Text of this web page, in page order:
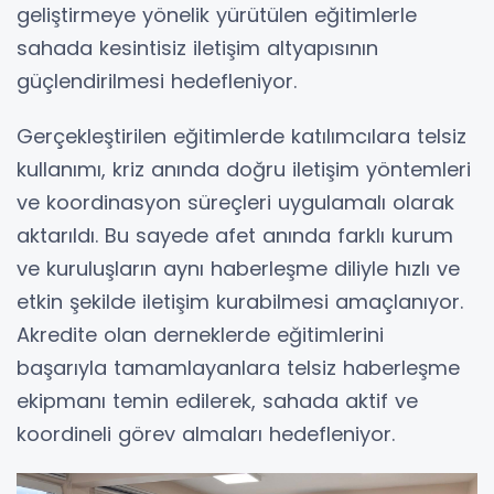
geliştirmeye yönelik yürütülen eğitimlerle
sahada kesintisiz iletişim altyapısının
güçlendirilmesi hedefleniyor.
Gerçekleştirilen eğitimlerde katılımcılara telsiz
kullanımı, kriz anında doğru iletişim yöntemleri
ve koordinasyon süreçleri uygulamalı olarak
aktarıldı. Bu sayede afet anında farklı kurum
ve kuruluşların aynı haberleşme diliyle hızlı ve
etkin şekilde iletişim kurabilmesi amaçlanıyor.
Akredite olan derneklerde eğitimlerini
başarıyla tamamlayanlara telsiz haberleşme
ekipmanı temin edilerek, sahada aktif ve
koordineli görev almaları hedefleniyor.